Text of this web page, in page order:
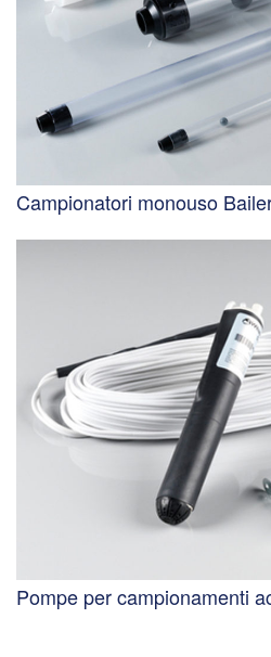
Campionatori monouso
Pompe per campionamenti